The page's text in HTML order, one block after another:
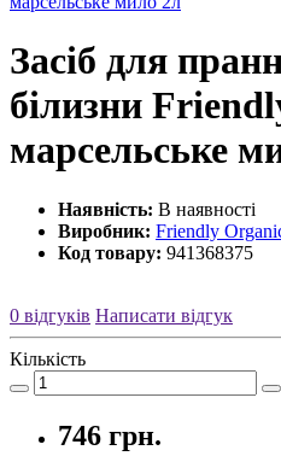
Засіб для
білизни
марсельське
Наявність: В наявності
Виробник: Friendly
Код товару: 941368375
0 відгуків Написати відгук
Кількість
746 грн.